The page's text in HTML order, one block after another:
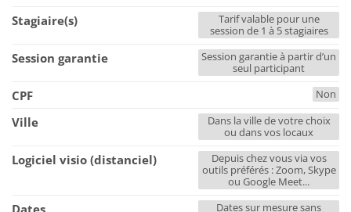
Stagiaire(s)
Tarif valable pour une
session de 1 à 5 stagiaires
Session garantie
Session garantie à partir d’un
seul participant
CPF Non
Ville
Dans la ville de votre choix
ou dans vos locaux
Logiciel visio (distanciel)
Depuis chez vous via vos
outils préférés : Zoom, Skype
ou Google Meet...
Dates sur mesure sans